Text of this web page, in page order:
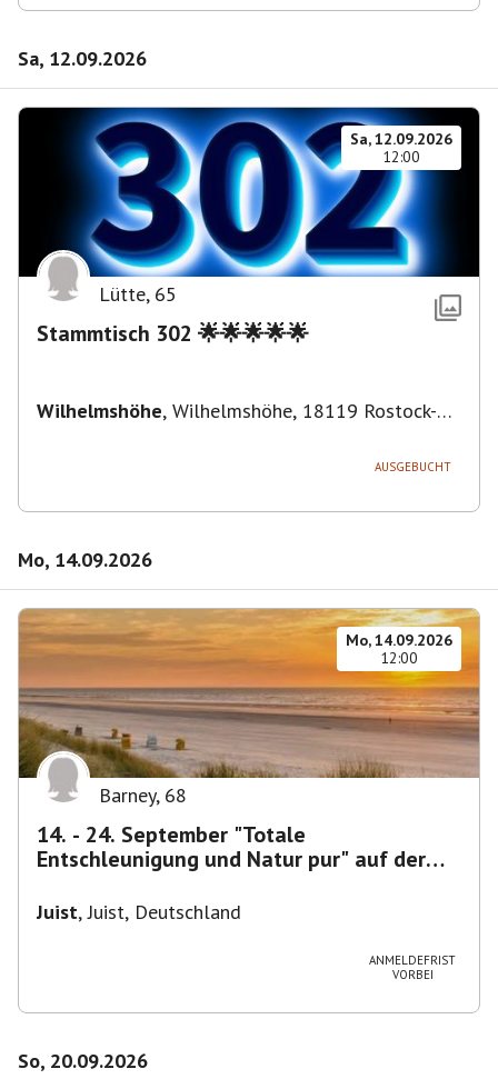
Sa, 12.09.2026
Sa, 12.09.2026
12:00
Lütte, 65
Stammtisch 302 🌟🌟🌟🌟🌟
Wilhelmshöhe, Wilhelmshöhe, 18119 Rostock-
AUSGEBUCHT
Mo, 14.09.2026
Mo, 14.09.2026
12:00
Barney, 68
14. - 24. September "Totale
Entschleunigung und Natur pur" auf der
Juist,Juist, Deutschland
ANMELDEFRIST
VORBEI
So, 20.09.2026